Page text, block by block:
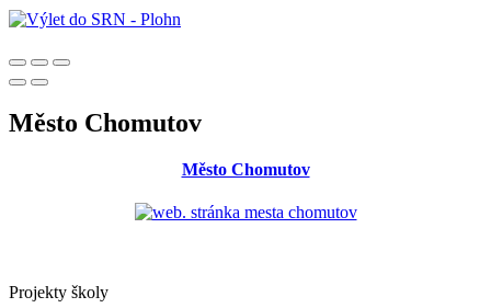
Město Chomutov
Město Chomutov
Projekty školy